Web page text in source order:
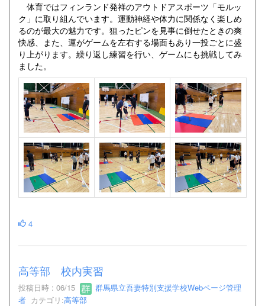
体育ではフィンランド発祥のアウトドアスポーツ「モルッ
ク」に取り組んでいます。運動神経や体力に関係なく楽しめ
るのが最大の魅力です。狙ったピンを見事に倒せたときの爽
快感、また、運がゲームを左右する場面もあり一投ごとに盛
り上がります。繰り返し練習を行い、ゲームにも挑戦してみ
ました。
4
高等部 校内実習
投稿日時 : 06/15
群馬県立吾妻特別支援学校Webページ管理
者 カテゴリ:高等部